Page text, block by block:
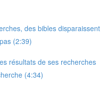
des bibles disparaissent
(2:39)
résultats de ses recherches
(4:34)